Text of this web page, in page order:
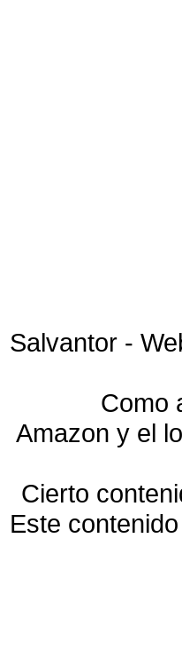
Salvantor -
Como
Amazon y el
Cierto
Este